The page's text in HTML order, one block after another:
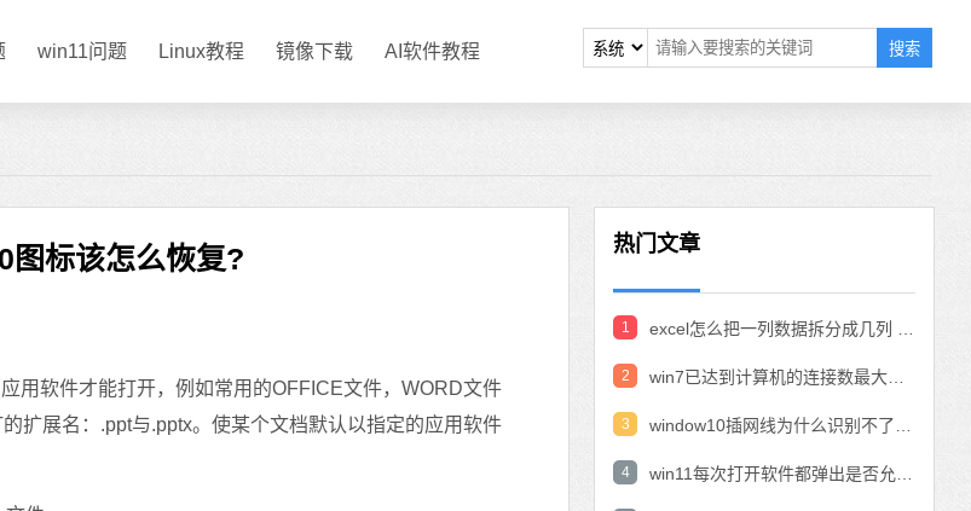
win11问题 Linux教程 镜像下载 AI软件教程 搜索
图标该怎么恢复?
软件才能打开，例如常用的OFFICE文件，WORD文件
扩展名：.ppt与.pptx。使某个文档默认以指定的应用软件
热门文章
1
2
3
4